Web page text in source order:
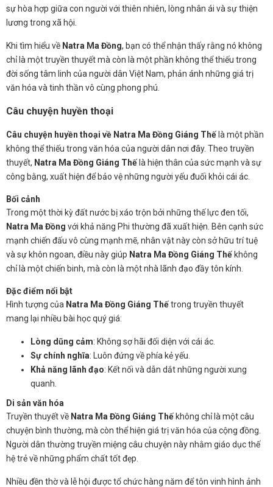
sự hòa hợp giữa con người với thiên nhiên, lòng nhân ái và sự thiện
lương trong xã hội.
Khi tìm hiểu về Natra Ma Đồng, bạn có thể nhận thấy rằng nó không
chỉ là một truyền thuyết mà còn là một phần không thể thiếu trong
đời sống tâm linh của người dân Việt Nam, phản ánh những giá trị
văn hóa và tinh thần vô cùng phong phú.
Câu chuyện huyền thoại
Câu chuyện huyền thoại về Natra Ma Đồng Giáng Thế là một phần
không thể thiếu trong văn hóa của người dân nơi đây. Theo truyền
thuyết, Natra Ma Đồng Giáng Thế là hiện thân của sức mạnh và sự
công bằng, xuất hiện để bảo vệ những người yếu đuối khỏi cái ác.
Bối cảnh
Trong một thời kỳ đất nước bị xáo trộn bởi những thế lực đen tối,
Natra Ma Đồng với khả năng Phi thường đã xuất hiện. Bên cạnh sức
mạnh chiến đấu vô cùng mạnh mẽ, nhân vật này còn sở hữu trí tuệ
và sự khôn ngoan, điều này giúp Natra Ma Đồng Giáng Thế không
chỉ là một chiến binh, mà còn là một nhà lãnh đạo đầy tôn kính.
Đặc điểm nổi bật
Hình tượng của Natra Ma Đồng Giáng Thếtrong truyền thuyết
mang lại nhiều bài học quý giá:
Lòng dũng cảm: Không sợ hãi đối diện với cái ác.
Sự chính nghĩa: Luôn đứng về phía kẻ yếu.
Khả năng lãnh đạo: Kết nối và dẫn dắt những người xung
quanh.
Di sản văn hóa
Truyền thuyết về Natra Ma Đồng Giáng Thế không chỉ là một câu
chuyện bình thường, mà còn thể hiện giá trị văn hóa của cộng đồng.
Người dân thường truyền miệng câu chuyện này nhằm giáo dục thế
hệ trẻ về những phẩm chất tốt đẹp.
Nhiều đền thờ và lễ hội được tổ chức hàng năm để tôn vinh hình ảnh